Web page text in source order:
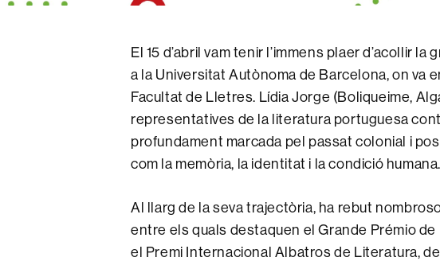
El 15 d’abril vam tenir l’immens plaer d’acollir
a la Universitat Autònoma de Barcelona, ​​on va
Facultat de Lletres. Lídia Jorge (Boliqueime,
representatives de la literatura portuguesa
profundament marcada pel passat colonial i
com la memòria, la identitat i la condició humana.
Al llarg de la seva trajectòria, ha rebut
entre els quals destaquen el Grande Prémio
el Premi Internacional Albatros de Literatura,